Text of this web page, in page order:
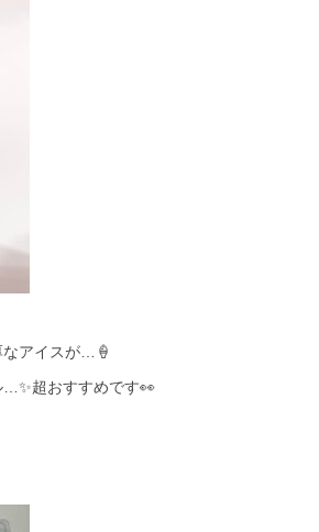
なアイスが…🍦
…✨超おすすめです👀